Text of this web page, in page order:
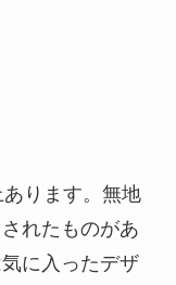
ります。無地
れたものがあ
に入ったデザ